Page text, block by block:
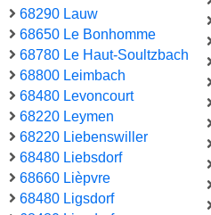
68290 Lauw
68650 Le Bonhomme
68780 Le Haut-Soultzbach
68800 Leimbach
68480 Levoncourt
68220 Leymen
68220 Liebenswiller
68480 Liebsdorf
68660 Lièpvre
68480 Ligsdorf